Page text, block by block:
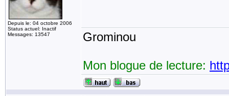
Depuis le: 04 octobre 2006
Status actuel: Inactif
Messages: 13547
Grominou
Mon blogue de lecture: